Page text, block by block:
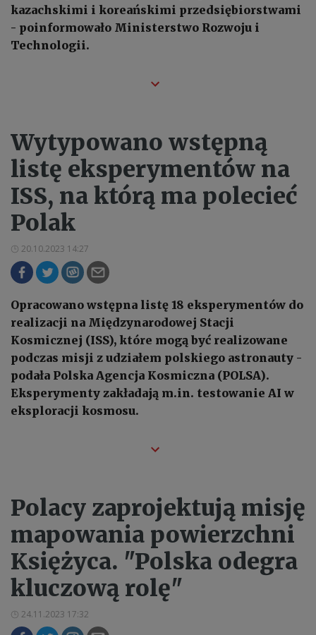
kazachskimi i koreańskimi przedsiębiorstwami
- poinformowało Ministerstwo Rozwoju i
Technologii.
Wytypowano wstępną
listę eksperymentów na
ISS, na którą ma polecieć
Polak
20.10.2023 14:27
Opracowano wstępna listę 18 eksperymentów do
realizacji na Międzynarodowej Stacji
Kosmicznej (ISS), które mogą być realizowane
podczas misji z udziałem polskiego astronauty -
podała Polska Agencja Kosmiczna (POLSA).
Eksperymenty zakładają m.in. testowanie AI w
eksploracji kosmosu.
Polacy zaprojektują misję
mapowania powierzchni
Księżyca. "Polska odegra
kluczową rolę"
24.11.2023 17:32